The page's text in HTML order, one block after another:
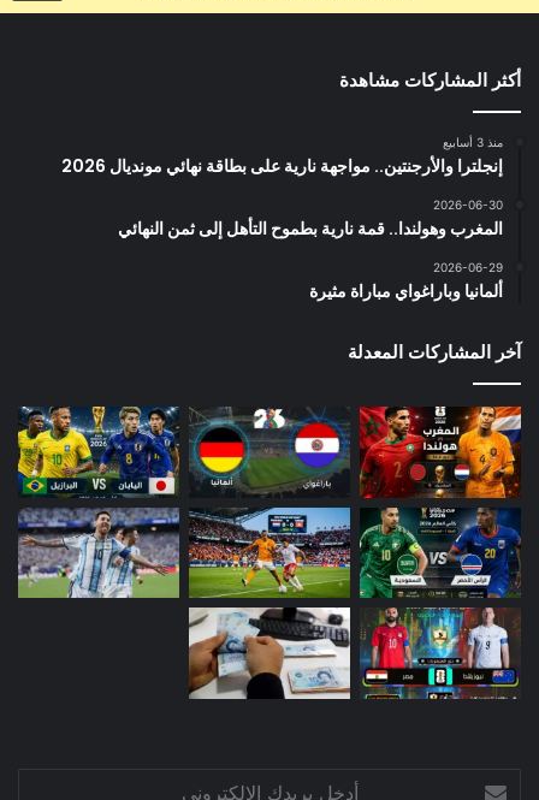
أكثر المشاركات مشاهدة
منذ 3 أسابيع
إنجلترا والأرجنتين.. مواجهة نارية على بطاقة نهائي مونديال 2026
2026-06-30
المغرب وهولندا.. قمة نارية بطموح التأهل إلى ثمن النهائي
2026-06-29
ألمانيا وباراغواي مباراة مثيرة
آخر المشاركات المعدلة